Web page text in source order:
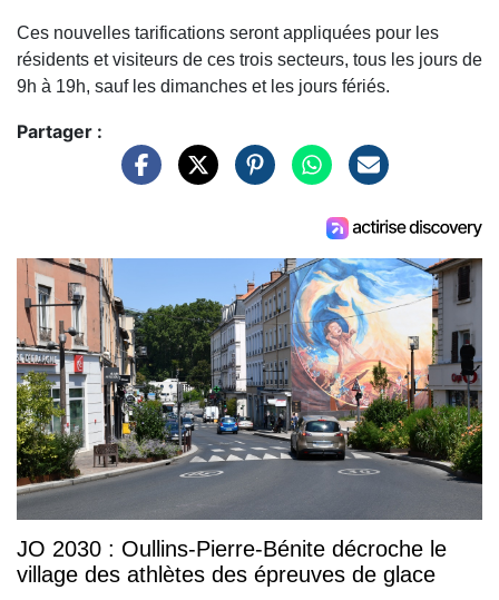
Ces nouvelles tarifications seront appliquées pour les
résidents et visiteurs de ces trois secteurs, tous les jours de
9h à 19h, sauf les dimanches et les jours fériés.
Partager :
JO 2030 : Oullins-Pierre-Bénite décroche le
village des athlètes des épreuves de glace